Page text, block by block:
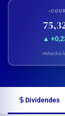
▲
Marché
Dividendes